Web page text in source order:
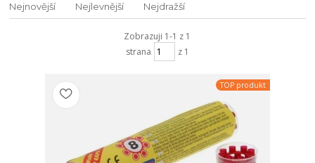
Nejnovější Nejlevnější Nejdražší
Zobrazuji 1-1 z 1
strana
z 1
TOP produkt